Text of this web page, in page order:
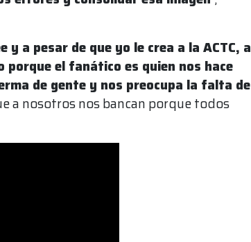
y a pesar de que yo le crea a la ACTC, a
el fanático es quien nos hace
de gente y nos preocupa la falta de
a nosotros nos bancan porque todos